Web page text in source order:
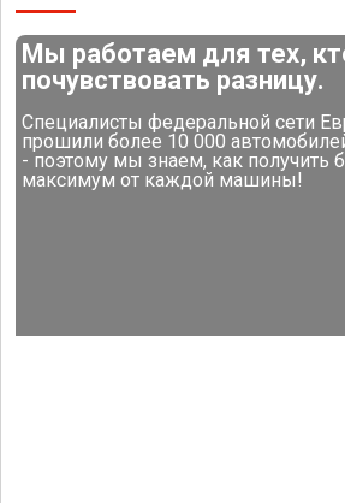
Мы работаем для тех,
почувствовать разницу.
Специалисты федеральной сети
прошили более 10 000
- поэтому мы знаем, как получить
максимум от каждой машины!